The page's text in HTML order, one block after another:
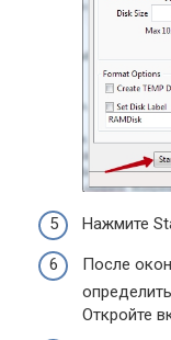
Нажмите
После
Откройте